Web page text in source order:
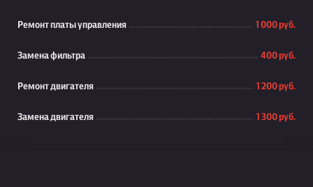
Ремонт платы управления 1 000 руб.
Замена фильтра 400 руб.
Ремонт двигателя 1 200 руб.
Замена двигателя 1 300 руб.